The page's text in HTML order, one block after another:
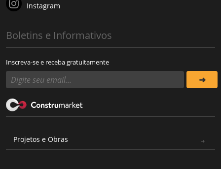
Instagram
Boletins e Informativos
Inscreva-se e receba gratuitamente
Projetos e Obras